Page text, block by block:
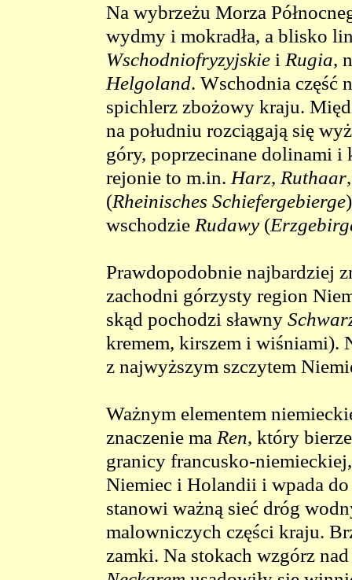
Na wybrzeżu Morza
wydmy i mokradła, a blisko
Wschodniofryzyjskie i Rugia,
Helgoland. Wschodnia część
spichlerz zbożowy kraju.
na południu rozciągają się
góry, poprzecinane dolinami
rejonie to m.in.Harz, Ruthaar
(Rheinisches Schiefergebierge
wschodzie Rudawy (
Prawdopodobnie najbardziej
zachodni górzysty region
skąd pochodzi sławny
kremem, kirszem i wiśniami).
z najwyższym szczytem
Ważnym elementem
znaczenie ma Ren, który
granicy francusko-
Niemiec i Holandii i wpada do
stanowi ważną sieć dróg
malowniczych części kraju.
zamki. Na stokach wzgórz